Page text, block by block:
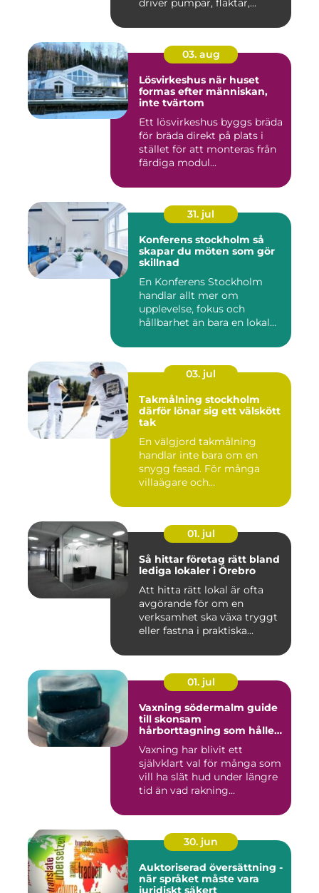
driver pumpar, fläktar,...
03. aug
Lösvirkeshus när huset
formas efter människan,
inte tvärtom
Ett lösvirkeshus byggs bräda
för bräda direkt på plats i
stället för att monteras från
färdiga modul...
31. jul
Konferens stockholm så
skapar du möten som gör
skillnad
En Konferens Stockholm
handlar allt mer om
upplevelse, fokus och
hållbarhet än bara en lokal
03. jul
Takmålning stockholm
därför lönar sig ett välskött
tak
En välgjord takmålning
handlar inte bara om en
snygg fasad. För många
villaägare och
01. jul
Så hittar företag rätt bland
lediga lokaler i Örebro
Att hitta rätt lokal är ofta
avgörande för om en
verksamhet ska växa tryggt
eller fastna i praktiska...
01. jul
Vaxning södermalm guide
till skonsam
hårborttagning som håller
Vaxning har blivit ett
självklart val för många som
vill ha slät hud under längre
tid än vad rakning...
30. jun
Auktoriserad översättning -
när språket måste vara
juridiskt säkert